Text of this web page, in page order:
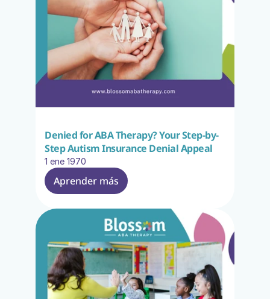
Denied for ABA Therapy? Your Step-by-
Step Autism Insurance Denial Appeal
1 ene 1970
Aprender más